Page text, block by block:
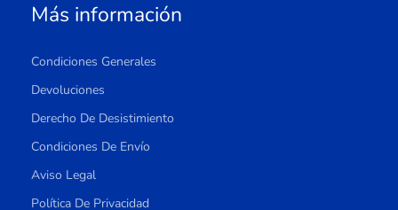
Más información
Condiciones Generales
Devoluciones
Derecho De Desistimiento
Condiciones De Envío
Aviso Legal
Política De Privacidad